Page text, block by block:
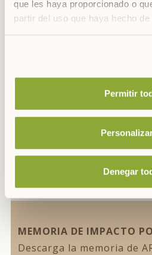
que les haya proporcionado o
partir del uso que haya hecho
Permitir
Denegar
Para saber más
MEMORIA DE IMPACTO
Descarga la memoria de